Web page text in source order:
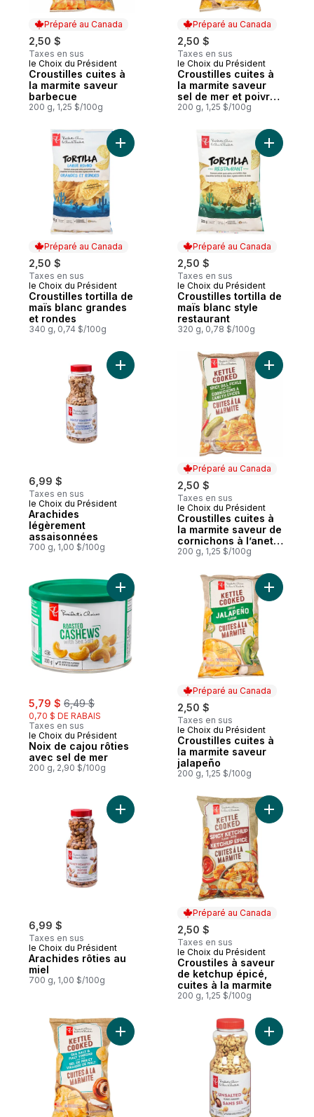
Préparé au Canada
2,50 $
Taxes en sus
Préparé au Canada
le Choix du Président
Croustilles cuites à
la marmite saveur
barbecue
200 g, 1,25 $/100g
Préparé au Canada
2,50 $
Taxes en sus
Préparé au Canada
le Choix du Président
Croustilles cuites à
la marmite saveur
sel de mer et poivre
concassé
200 g, 1,25 $/100g
Préparé au Canada
2,50 $
Taxes en sus
Préparé au Canada
le Choix du Président
Croustilles tortilla de
maïs blanc grandes
et rondes
340 g, 0,74 $/100g
Préparé au Canada
2,50 $
Taxes en sus
Préparé au Canada
le Choix du Président
Croustilles tortilla de
maïs blanc style
restaurant
320 g, 0,78 $/100g
Ajouter
6,99 $
Taxes en sus
le Choix du Président
Arachides
légèrement
assaisonnées
700 g, 1,00 $/100g
Ajouter Arachides légèrement
Préparé au Canada
2,50 $
Taxes en sus
Préparé au Canada
le Choix du Président
Croustilles cuites à
la marmite saveur de
cornichons à l’aneth
épicés
200 g, 1,25 $/100g
Ajouter
sale:
5,79 $ , formerly:
6,49 $
0,70 $ DE RABAIS
Taxes en sus
le Choix du Président
Noix de cajou rôties
avec sel de mer
200 g, 2,90 $/100g
Ajouter Noix de cajou rôties avec sel de
Préparé au Canada
2,50 $
Taxes en sus
Préparé au Canada
le Choix du Président
Croustilles cuites à
la marmite saveur
jalapeño
200 g, 1,25 $/100g
Ajouter
6,99 $
Taxes en sus
le Choix du Président
Arachides rôties au
miel
700 g, 1,00 $/100g
Ajouter Arachides rôties au miel au panier
Préparé au Canada
2,50 $
Taxes en sus
Préparé au Canada
le Choix du Président
Croustiles à saveur
de ketchup épicé,
cuites à la marmite
200 g, 1,25 $/100g
Ajouter
Ajouter Croustilles cuites à la marmite
Ajouter